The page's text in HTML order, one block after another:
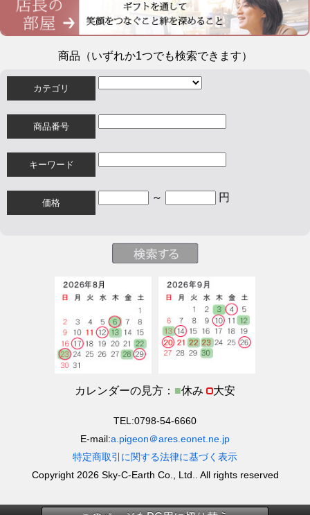
商品（いずれか1つでも検索できます）
カテゴリ
商品番号
キーワード
価格 ～ 円
カレンダーの見方： ■休み 大安
TEL:0798-54-6660
E-mail:a.pigeon＠ares.eonet.ne.jp
特定商取引に関する法律に基づく表示
Copyright 2026 Sky-C-Earth Co., Ltd.. All rights reserved